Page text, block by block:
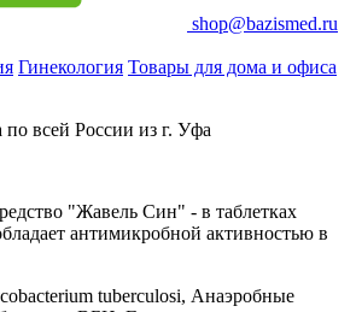
shop@bazismed.ru
Гинекология Товары для дома и офиса
по всей России из г. Уфа
"Жавель Син" - в таблетках
антимикробной активностью в
tuberculosi, Анаэробныe